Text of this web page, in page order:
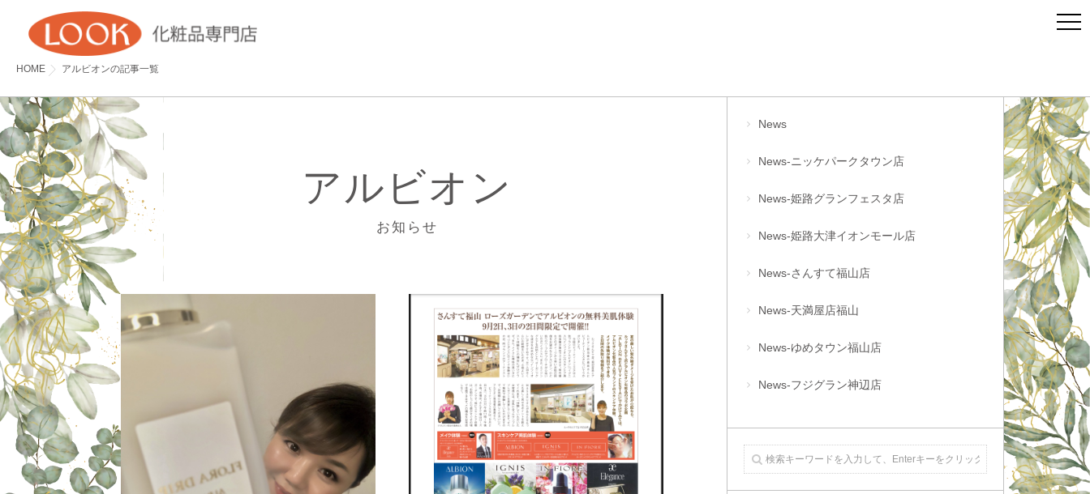
HOME アルビオンの記事一覧
アルビオン
お知らせ
News
News-ニッケパークタウン店
News-姫路グランフェスタ店
News-姫路大津イオンモール店
News-さんすて福山店
News-天満屋店福山
News-ゆめタウン福山店
News-フジグラン神辺店